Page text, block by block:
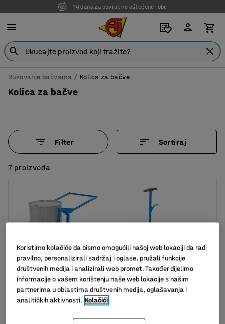
Rukovanje bačvama Kolica za bačve
Kolica za bačve
Filter Sortiraj
7 proizvoda
3-in-1 kolica za bačve,
nosivost 364 kg
Kolica za bačve:niski
Koristimo kolačiće da bismo omogućili našoj web lokaciji da radi
pravilno, personalizirali sadržaj i oglase, pružali funkcije
društvenih medija i analizirali web promet. Također dijelimo
informacije o vašem korištenju naše web lokacije s našim
partnerima u oblastima društvenih medija, oglašavanja i
analitičkih aktivnosti. Kolačići